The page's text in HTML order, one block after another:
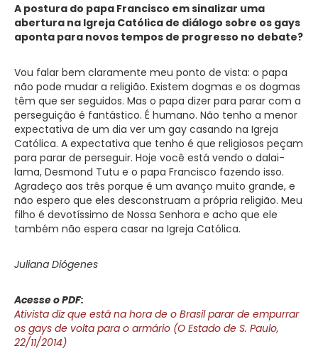
A postura do papa Francisco em sinalizar uma
abertura na Igreja Católica de diálogo sobre os gays
aponta para novos tempos de progresso no debate?
Vou falar bem claramente meu ponto de vista: o papa
não pode mudar a religião. Existem dogmas e os dogmas
têm que ser seguidos. Mas o papa dizer para parar com a
perseguição é fantástico. É humano. Não tenho a menor
expectativa de um dia ver um gay casando na Igreja
Católica. A expectativa que tenho é que religiosos peçam
para parar de perseguir. Hoje você está vendo o dalai-
lama, Desmond Tutu e o papa Francisco fazendo isso.
Agradeço aos três porque é um avanço muito grande, e
não espero que eles desconstruam a própria religião. Meu
filho é devotíssimo de Nossa Senhora e acho que ele
também não espera casar na Igreja Católica.
Juliana Diógenes
Acesse o PDF:
Ativista diz que está na hora de o Brasil parar de empurrar
os gays de volta para o armário (O Estado de S. Paulo,
22/11/2014)